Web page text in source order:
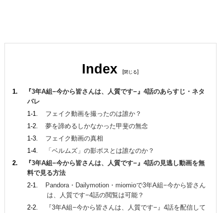
Index [ ]
『3年A組−今から皆さんは、人質です−』4話のあらすじ・ネタ
バレ
フェイク動画を撮ったのは誰か？
夢を諦めるしかなかった甲斐の無念
フェイク動画の真相
「ベルムズ」の影ボスとは誰なのか？
『3年A組−今から皆さんは、人質です−』4話の見逃し動画を無
料で見る方法
Pandora・Dailymotion・miomioで3年A組−今から皆さん
は、人質です−4話の閲覧は可能？
『3年A組−今から皆さんは、人質です−』4話を配信して